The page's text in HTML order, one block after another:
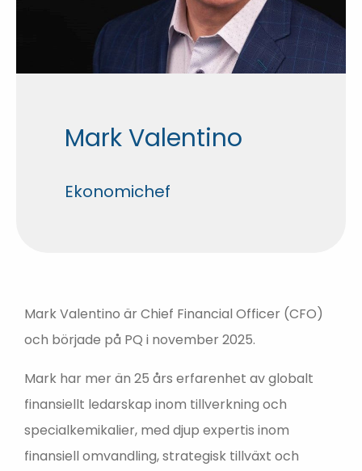
Mark Valentino
Ekonomichef
Mark Valentino är Chief Financial Officer (CFO)
och började på PQ i november 2025.
Mark har mer än 25 års erfarenhet av globalt
finansiellt ledarskap inom tillverkning och
specialkemikalier, med djup expertis inom
finansiell omvandling, strategisk tillväxt och